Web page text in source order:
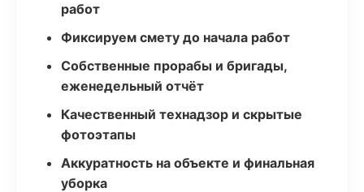
работ
Фиксируем смету до начала работ
Собственные прорабы и бригады,
еженедельный отчёт
Качественный технадзор и скрытые
фотоэтапы
Аккуратность на объекте и финальная
уборка